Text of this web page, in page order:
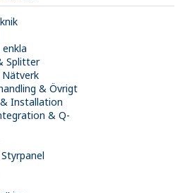
Splitter
& Övrigt
Installation
& Q-